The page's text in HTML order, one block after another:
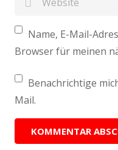
Name, E-Mail-
Browser für meinen
Benachrichtige
Mail.